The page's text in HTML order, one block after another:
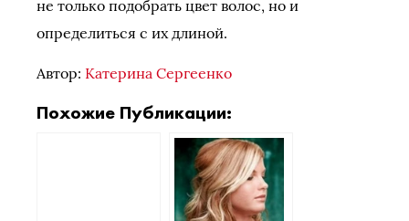
не только подобрать цвет волос, но и
определиться с их длиной.
Автор: Катерина Сергеенко
Похожие Публикации: